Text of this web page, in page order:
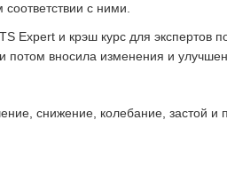
с ними.
Expert и крэш курс для экспертов
потом вносила изменения и
снижение, колебание, застой и